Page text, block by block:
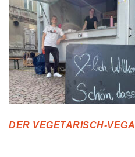
DER VEGETARISCH-